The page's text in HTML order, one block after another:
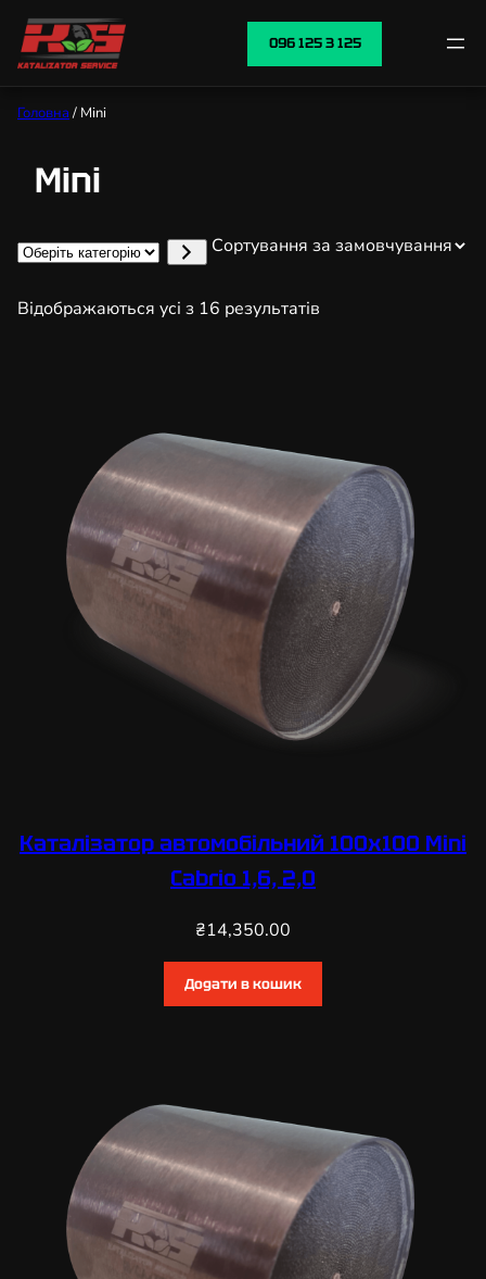
096 125 3 125
Головна / Mini
Mini
Оберіть
Відображаються усі з 16 результатів
Каталізатор автомобільний 100х100 Mini
Cabrio 1,6, 2,0
₴14,350.00
Додати в кошик